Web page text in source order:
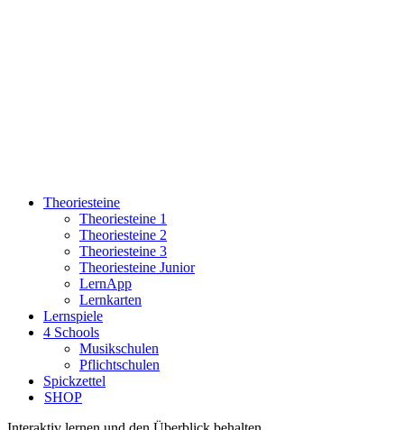
Theoriesteine
Theoriesteine 1
Theoriesteine 2
Theoriesteine 3
Theoriesteine Junior
LernApp
Lernkarten
Lernspiele
4 Schools
Musikschulen
Pflichtschulen
Spickzettel
SHOP